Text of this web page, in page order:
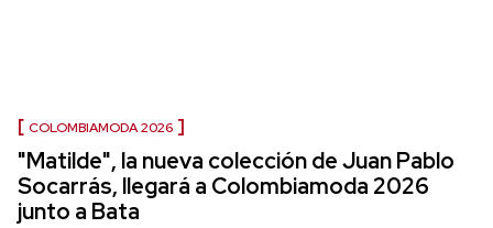
COLOMBIAMODA 2026
"Matilde", la nueva colección de Juan Pablo
Socarrás, llegará a Colombiamoda 2026
junto a Bata